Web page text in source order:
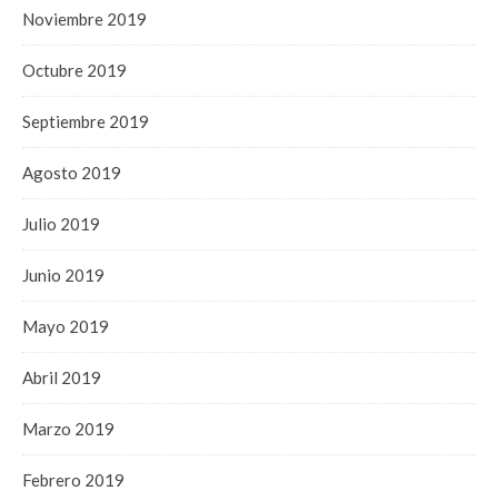
Noviembre 2019
Octubre 2019
Septiembre 2019
Agosto 2019
Julio 2019
Junio 2019
Mayo 2019
Abril 2019
Marzo 2019
Febrero 2019